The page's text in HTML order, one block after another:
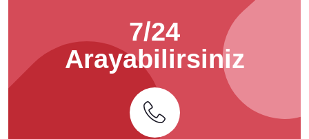
7/24
Arayabilirsiniz